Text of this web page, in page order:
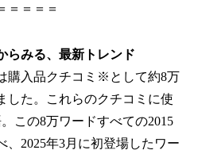
＝＝＝＝
らみる、最新トレンド
購入品クチコミ※として約8万
した。これらのクチコミに使
この8万ワードすべての2015
、2025年3月に初登場したワー